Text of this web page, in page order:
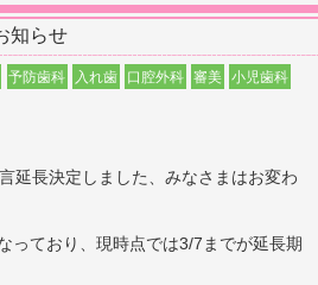
知らせ
予防歯科 入れ歯 口腔外科 審美
小児歯科
延長決定しました、みなさまはお変わ
っており、現時点では3/7までが延長期